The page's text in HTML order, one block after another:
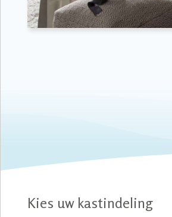
Kies uw kastindeling